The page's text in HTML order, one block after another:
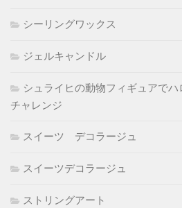
シーリングワックス
ジェルキャンドル
シュライヒの動物フィギュアで
チャレンジ
スイーツ デコラージュ
スイーツデコラージュ
ストリングアート